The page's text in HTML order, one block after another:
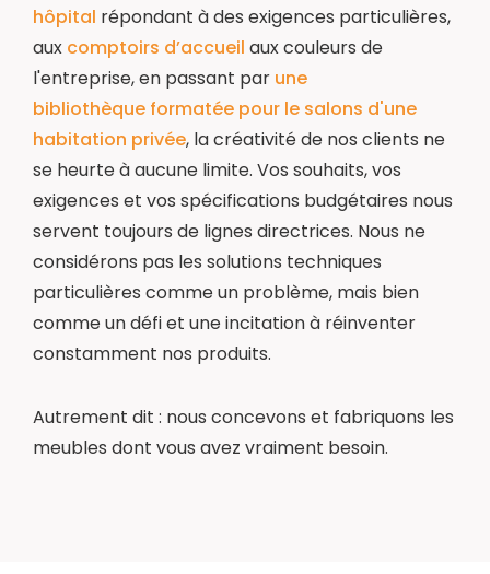
hôpital répondant à des exigences particulières,
aux comptoirs d’accueil aux couleurs de
l'entreprise, en passant par une
bibliothèque formatée pour le salons d'une
habitation privée, la créativité de nos clients ne
se heurte à aucune limite. Vos souhaits, vos
exigences et vos spécifications budgétaires nous
servent toujours de lignes directrices. Nous ne
considérons pas les solutions techniques
particulières comme un problème, mais bien
comme un défi et une incitation à réinventer
constamment nos produits.
Autrement dit : nous concevons et fabriquons les
meubles dont vous avez vraiment besoin.